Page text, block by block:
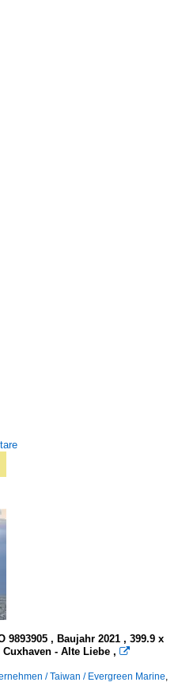
9893905 , Baujahr 2021 , 399.9 x
Cuxhaven - Alte Liebe , 
/ Taiwan / Evergreen Marine,